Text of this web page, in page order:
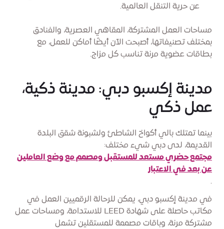
عن حرية التنقل العالمية.
مساحات العمل المشتركة، المقاهي العصرية، والفنادق
بمختلف تصنيفاتها، أصبحت الآن أيضًا أماكن للعمل، مع
بطاقات عضوية مرنة تناسب كل مزاج.
مدينة إكسبو دبي: مدينة ذكية،
عمل ذكي
بينما تمتلك بالي أكواخ الشاطئ ولشبونة شقق البلدة
القديمة، لدى دبي شيء مختلف:
مجتمع حضري مستعد للمستقبل ومصمم مع وضع العاملين
عن بعد في الاعتبار
.
في مدينة إكسبو دبي، يمكن للرحالة الرقميين العمل في
مكاتب حاصلة على شهادة LEED للاستدامة، ومساحات عمل
مشتركة مرنة، وباقات مصممة للمستقلين تشمل